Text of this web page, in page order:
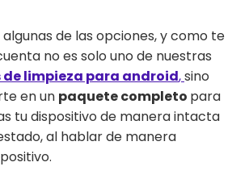
algunas de las opciones, y como te
no es solo uno de nuestras
limpieza para android,sino
en un paquete completo para
tu dispositivo de manera intacta
al hablar de manera